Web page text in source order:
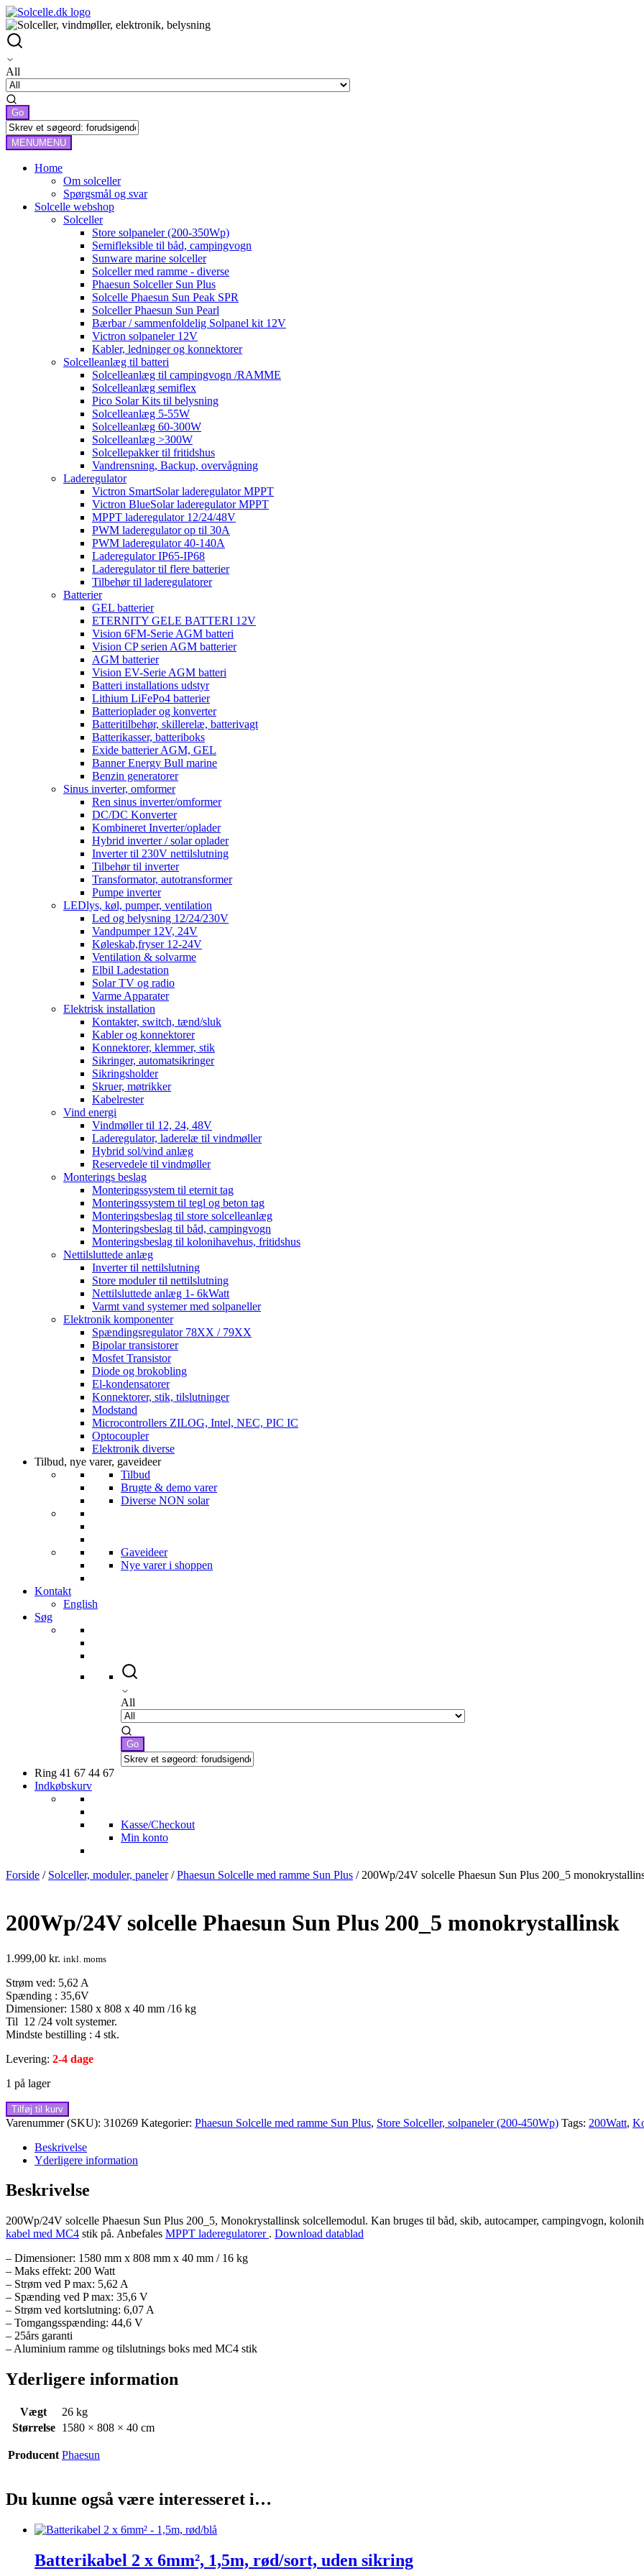
All
MENUMENU
Home
Om solceller
Spørgsmål og svar
Solcelle webshop
Solceller
Store solpaneler (200-350Wp)
Semifleksible til båd, campingvogn
Sunware marine solceller
Solceller med ramme - diverse
Phaesun Solceller Sun Plus
Solcelle Phaesun Sun Peak SPR
Solceller Phaesun Sun Pearl
Bærbar / sammenfoldelig Solpanel kit 12V
Victron solpaneler 12V
Kabler, ledninger og konnektorer
Solcelleanlæg til batteri
Solcelleanlæg til campingvogn /RAMME
Solcelleanlæg semiflex
Pico Solar Kits til belysning
Solcelleanlæg 5-55W
Solcelleanlæg 60-300W
Solcelleanlæg >300W
Solcellepakker til fritidshus
Vandrensning, Backup, overvågning
Laderegulator
Victron SmartSolar laderegulator MPPT
Victron BlueSolar laderegulator MPPT
MPPT laderegulator 12/24/48V
PWM laderegulator op til 30A
PWM laderegulator 40-140A
Laderegulator IP65-IP68
Laderegulator til flere batterier
Tilbehør til laderegulatorer
Batterier
GEL batterier
ETERNITY GELE BATTERI 12V
Vision 6FM-Serie AGM batteri
Vision CP serien AGM batterier
AGM batterier
Vision EV-Serie AGM batteri
Batteri installations udstyr
Lithium LiFePo4 batterier
Batterioplader og konverter
Batteritilbehør, skillerelæ, batterivagt
Batterikasser, batteriboks
Exide batterier AGM, GEL
Banner Energy Bull marine
Benzin generatorer
Sinus inverter, omformer
Ren sinus inverter/omformer
DC/DC Konverter
Kombineret Inverter/oplader
Hybrid inverter / solar oplader
Inverter til 230V nettilslutning
Tilbehør til inverter
Transformator, autotransformer
Pumpe inverter
LEDlys, køl, pumper, ventilation
Led og belysning 12/24/230V
Vandpumper 12V, 24V
Køleskab,fryser 12-24V
Ventilation & solvarme
Elbil Ladestation
Solar TV og radio
Varme Apparater
Elektrisk installation
Kontakter, switch, tænd/sluk
Kabler og konnektorer
Konnektorer, klemmer, stik
Sikringer, automatsikringer
Sikringsholder
Skruer, møtrikker
Kabelrester
Vind energi
Vindmøller til 12, 24, 48V
Laderegulator, laderelæ til vindmøller
Hybrid sol/vind anlæg
Reservedele til vindmøller
Monterings beslag
Monteringssystem til eternit tag
Monteringssystem til tegl og beton tag
Monteringsbeslag til store solcelleanlæg
Monteringsbeslag til båd, campingvogn
Monteringsbeslag til kolonihavehus, fritidshus
Nettilsluttede anlæg
Inverter til nettilslutning
Store moduler til nettilslutning
Nettilsluttede anlæg 1- 6kWatt
Varmt vand systemer med solpaneller
Elektronik komponenter
Spændingsregulator 78XX / 79XX
Bipolar transistorer
Mosfet Transistor
Diode og brokobling
El-kondensatorer
Konnektorer, stik, tilslutninger
Modstand
Microcontrollers ZILOG, Intel, NEC, PIC IC
Optocoupler
Elektronik diverse
Tilbud, nye varer, gaveideer
Tilbud
Brugte & demo varer
Diverse NON solar
Gaveideer
Nye varer i shoppen
Kontakt
English
Søg
All
Ring 41 67 44 67
Indkøbskurv
Kasse/Checkout
Min konto
Forside / Solceller, moduler, paneler/Phaesun Solcelle med ramme Sun Plus / 200Wp/24V solcelle Phaesun Sun Plus 200_5
200Wp/24V solcelle Phaesun Sun Plus 200_5 monokrystallinsk
1.999,00 kr. inkl. moms
Strøm ved: 5,62 A
Spænding : 35,6V
Dimensioner: 1580 x 808 x 40 mm /16 kg
Til 12 /24 volt systemer.
Mindste bestilling : 4 stk.
Levering: 2-4 dage
1 på lager
200Wp/24V
solcelle
Plus
monokrystallinsk
antal
Tilføj til kurv
Varenummer (SKU): 310269 Kategorier: Phaesun Solcelle med ramme Sun Plus, Store Solceller, solpaneler (200-450Wp) Tags: 200Watt,
Beskrivelse
Yderligere information
Beskrivelse
200Wp/24V solcelle Phaesun Sun Plus 200_5, Monokrystallinsk solcellemodul. Kan bruges til båd, skib, autocamper, campingvogn,
kabel med MC4 stik på. Anbefales MPPT laderegulatorer . Download datablad
– Dimensioner: 1580 mm x 808 mm x 40 mm / 16 kg
– Maks effekt: 200 Watt
– Strøm ved P max: 5,62 A
– Spænding ved P max: 35,6 V
– Strøm ved kortslutning: 6,07 A
– Tomgangsspænding: 44,6 V
– 25års garanti
– Aluminium ramme og tilslutnings boks med MC4 stik
Yderligere information
Vægt
26 kg
Størrelse
1580 × 808 × 40 cm
Producent Phaesun
Du kunne også være interesseret i…
Batterikabel 2 x 6mm², 1,5m, rød/sort, uden sikring